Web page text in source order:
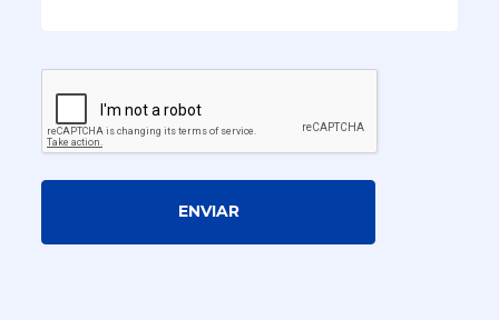
ENVIAR